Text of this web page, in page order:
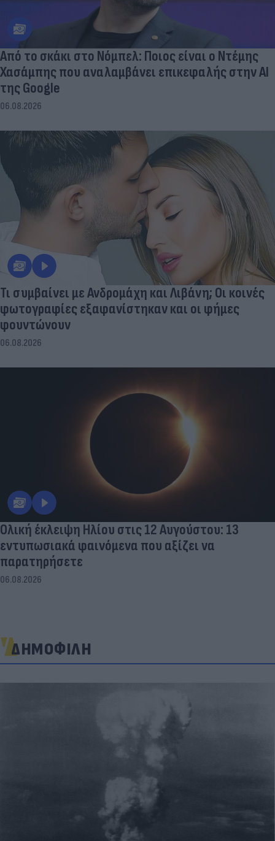
Από το σκάκι στο Νόμπελ: Ποιος είναι ο Ντέμης
Χασάμπης που αναλαμβάνει επικεφαλής στην ΑΙ
της Google
06.08.2026
Τι συμβαίνει με Ανδρομάχη και Λιβάνη; Οι κοινές
φωτογραφίες εξαφανίστηκαν και οι φήμες
φουντώνουν
06.08.2026
Ολική έκλειψη Ηλίου στις 12 Αυγούστου: 13
εντυπωσιακά φαινόμενα που αξίζει να
παρατηρήσετε
06.08.2026
ΔΗΜΟΦΙΛΗ